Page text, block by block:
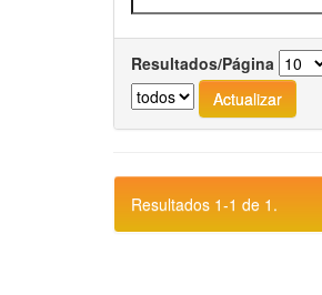
Resultados/Página
Resultados 1-1 de 1.